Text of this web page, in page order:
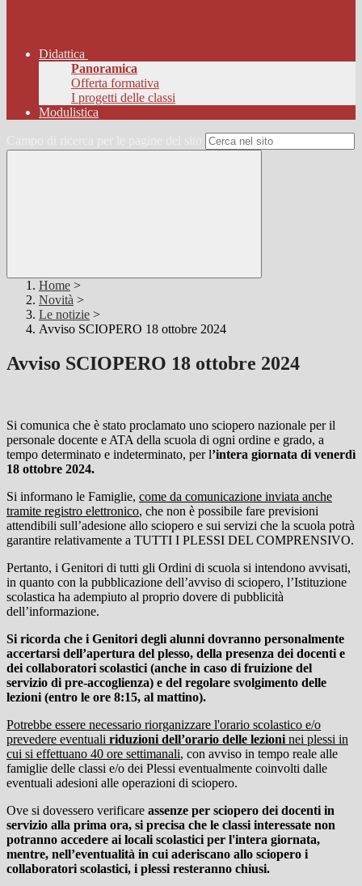
Didattica
Panoramica
Offerta formativa
I progetti delle classi
Modulistica
Home >
Novità >
Le notizie >
Avviso SCIOPERO 18 ottobre 2024
Avviso SCIOPERO 18 ottobre 2024
Si comunica che è stato proclamato uno sciopero nazionale per il
personale docente e ATA della scuola di ogni ordine e grado, a
tempo determinato e indeterminato, per l’intera giornata di venerdì
18 ottobre 2024.
Si informano le Famiglie, come da comunicazione inviata anche
tramite registro elettronico, che non è possibile fare previsioni
attendibili sull’adesione allo sciopero e sui servizi che la scuola potrà
garantire relativamente a TUTTI I PLESSI DEL COMPRENSIVO.
Pertanto, i Genitori di tutti gli Ordini di scuola si intendono avvisati,
in quanto con la pubblicazione dell’avviso di sciopero, l’Istituzione
scolastica ha adempiuto al proprio dovere di pubblicità
dell’informazione.
Si ricorda che i Genitori degli alunni dovranno personalmente
accertarsi dell’apertura del plesso, della presenza dei docenti e
dei collaboratori scolastici (anche in caso di fruizione del
servizio di pre-accoglienza) e del regolare svolgimento delle
lezioni (entro le ore 8:15, al mattino).
Potrebbe essere necessario riorganizzare l'orario scolastico e/o
prevedere eventuali riduzioni dell’orario delle lezioni nei plessi in
cui si effettuano 40 ore settimanali, con avviso in tempo reale alle
famiglie delle classi e/o dei Plessi eventualmente coinvolti dalle
eventuali adesioni alle operazioni di sciopero.
Ove si dovessero verificare assenze per sciopero dei docenti in
servizio alla prima ora, si precisa che le classi interessate non
potranno accedere ai locali scolastici per l'intera giornata,
mentre, nell’eventualità in cui aderiscano allo sciopero i
collaboratori scolastici, i plessi resteranno chiusi.